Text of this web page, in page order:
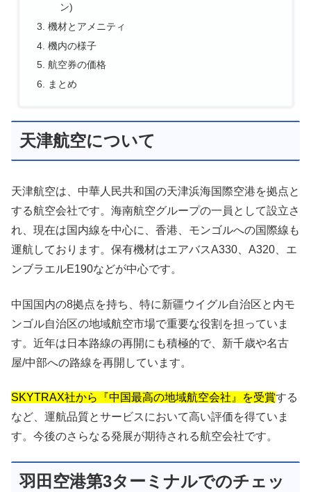
ン)
機材とアメニティ
機内の様子
航空券の価格
まとめ
天津航空について
天津航空は、中華人民共和国の天津浜海国際空港を拠点と
する航空会社です。海南航空グループの一員として設立さ
れ、現在は国内線を中心に、香港、モンゴルへの国際線も
運航しております。保有機材はエアバスA330、A320、エ
ンブラエルE190などが中心です。
中国国内の8拠点を持ち、特に新疆ウイグル自治区と内モ
ンゴル自治区の地域航空市場で重要な役割を担っていま
す。近年は日本路線の再開にも積極的で、新千歳や名古
屋/中部への路線を再開しています。
SKYTRAX社から『中国最高の地域航空会社』を受賞する
など、運航品質とサービスにおいて高い評価を得ていま
す。今後のさらなる発展が期待される航空会社です。
羽田空港第3ターミナルでのチェッ